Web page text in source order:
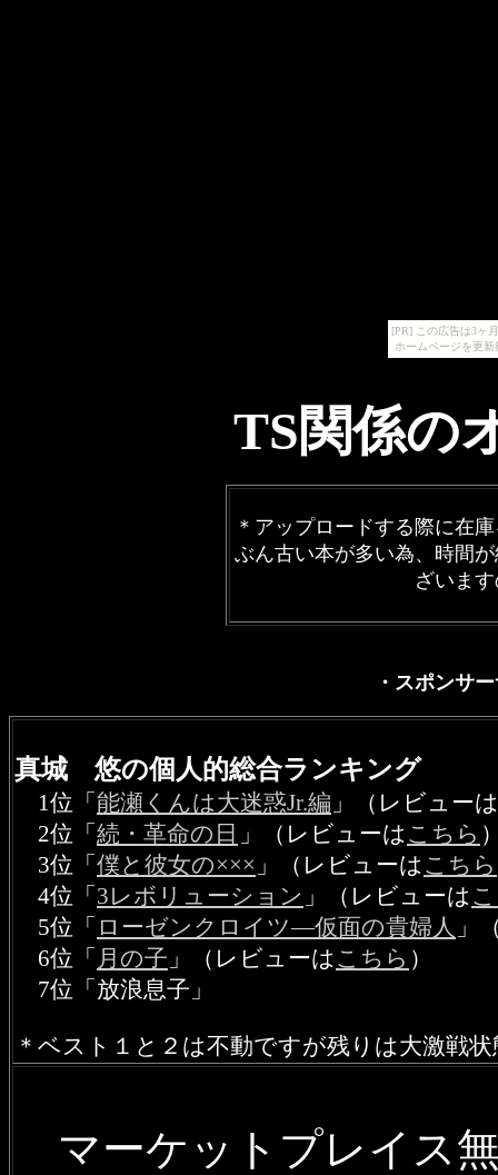
[PR] この広告は3ヶ
ホームページを更
TS関係の
＊アップロードする際に在
ぶん古い本が多い為、時間
ざいま
・スポンサ
真城 悠の個人的総合ランキング
1位 「 能瀬くんは大迷惑Jr.編 」（レビューは
2位 「 続・革命の日 」（レビューは こちら
3位 「 僕と彼女の××× 」 （レビューは こちら
4位 「 3レボリューション 」（レビューは
5位 「 ローゼンクロイツ―仮面の貴婦人 」
6位 「 月の子 」（レビューは こちら ）
7位「放浪息子」
＊ベスト１と２は不動ですが残りは大激戦
マーケットプレイス